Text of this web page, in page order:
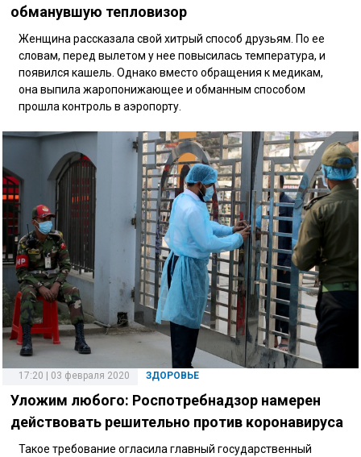
обманувшую тепловизор
Женщина рассказала свой хитрый способ друзьям. По ее
словам, перед вылетом у нее повысилась температура, и
появился кашель. Однако вместо обращения к медикам,
она выпила жаропонижающее и обманным способом
прошла контроль в аэропорту.
17:20 | 03 февраля 2020 ЗДОРОВЬЕ
Уложим любого: Роспотребнадзор намерен
действовать решительно против коронавируса
Такое требование огласила главный государственный